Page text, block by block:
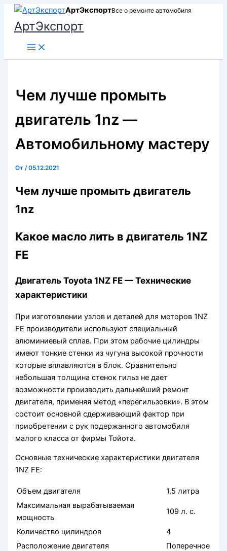
Перейти
содержимому
АртЭкспортВсе о ремонте автомобиля
АртЭкспорт
Чем лучше промыть
двигатель 1nz —
Автомобильному мастеру
От/05.12.2021
Чем лучше промыть двигатель
1nz
Какое масло лить в двигатель 1NZ
FE
Двигатель Toyota 1NZ FE — Технические
характеристики
При изготовлении узлов и деталей для моторов 1NZ
FE производители используют специальный
алюминиевый сплав. При этом рабочие цилиндры
имеют тонкие стенки из чугуна высокой прочности
которые вплавляются в блок. Сравнительно
небольшая толщина стенок гильз не дает
возможности производить дальнейший ремонт
двигателя, применяя метод «перегильзовки». В этом
состоит основной сдерживающий фактор при
приобретении с рук подержанного автомобиля
малого класса от фирмы Тойота.
Основные технические характеристики двигателя
1NZ FE:
Объем двигателя
1,5 литра
Максимальная вырабатываемая
мощность
109 л. с.
Количество цилиндров
4
Расположение двигателя
Поперечное